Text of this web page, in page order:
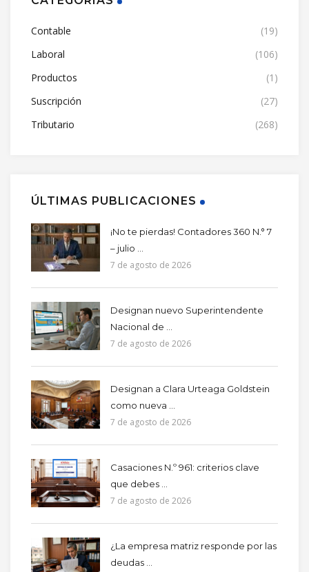
Contable
(19)
Laboral
(106)
Productos
(1)
Suscripción
(27)
Tributario
(268)
ÚLTIMAS PUBLICACIONES
¡No te pierdas! Contadores 360 N.° 7
– julio ...
7 de agosto de 2026
Designan nuevo Superintendente
Nacional de ...
7 de agosto de 2026
Designan a Clara Urteaga Goldstein
como nueva ...
7 de agosto de 2026
Casaciones N.º 961: criterios clave
que debes ...
7 de agosto de 2026
¿La empresa matriz responde por las
deudas ...